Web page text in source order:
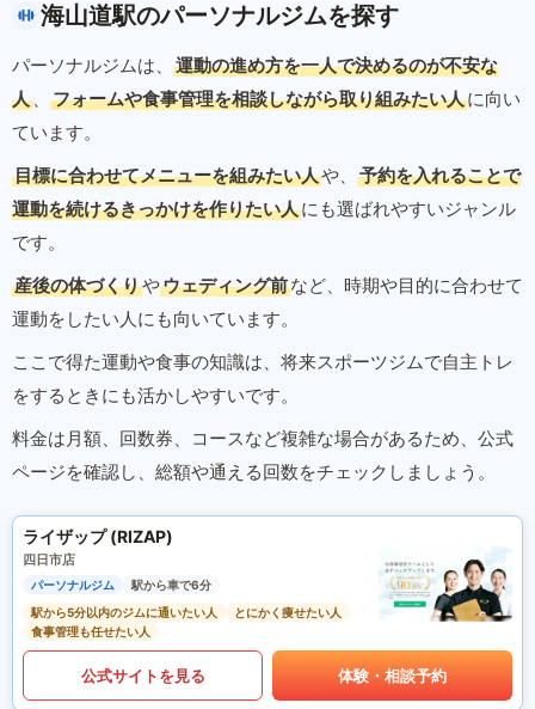
海山道駅のパーソナルジムを探す
パーソナルジムは、
運動の進め方を一人で決めるのが不安な
人 、 フォームや食事管理を相談しながら取り組みたい人に向い
ています。
目標に合わせてメニューを組みたい人や、
予約を入れることで
運動を続けるきっかけを作りたい人にも選ばれやすいジャンル
です。
産後の体づくりやウェディング前など、時期や目的に合わせて
運動をしたい人にも向いています。
ここで得た運動や食事の知識は、将来スポーツジムで自主トレ
をするときにも活かしやすいです。
料金は月額、回数券、コースなど複雑な場合があるため、公式
ページを確認し、総額や通える回数をチェックしましょう。
ライザップ (RIZAP)
四日市店
パーソナルジム
駅から車で6分
駅から5分以内のジムに通いたい人
とにかく痩せたい人
食事管理も任せたい人
公式サイトを見る 体験・相談予約